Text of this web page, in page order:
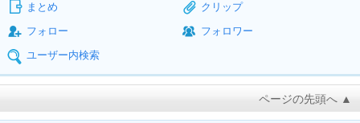
まとめ
クリップ
フォロー
フォロワー
ユーザー内検索
ページの先頭へ ▲